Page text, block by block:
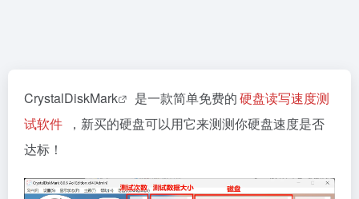
CrystalDiskMark 是一款简单免费的硬盘读写速度测
试软件
，新买的硬盘可以用它来测测你硬盘速度是否
达标！